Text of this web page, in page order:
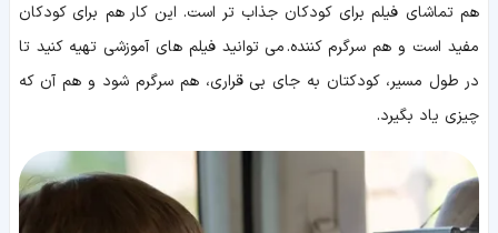
هم تماشای فیلم برای کودکان جذاب تر است. این کار هم برای کودکان
مفید است و هم سرگرم کننده. می توانید فیلم های آموزشی تهیه کنید تا
در طول مسیر، کودکتان به جای بی قراری، هم سرگرم شود و هم آن که
چیزی یاد بگیرد.